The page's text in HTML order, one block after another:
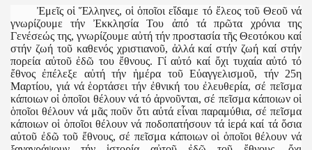
Ἐμεῖς οἱ Ἕλληνες, οἱ ὁποῖοι εἴδαμε τό ἔλεος τοῦ Θεοῦ νά
γνωρίζουμε τήν Ἐκκλησία Του ἀπό τά πρῶτα χρόνια της
Γενέσεώς της, γνωρίζουμε αὐτή τήν προστασία τῆς Θεοτόκου καί
στήν ζωή τοῦ καθενός χριστιανοῦ, ἀλλά καί στήν ζωή καί στήν
πορεία αὐτοῦ ἐδῶ του ἔθνους. Γί αὐτό καί ὄχι τυχαία αὐτό τό
ἔθνος ἐπέλεξε αὐτή τήν ἡμέρα τοῦ Εὐαγγελισμοῦ, τήν 25η
Μαρτίου, γιά νά ἑορτάσει τήν ἐθνική του ἐλευθερία, σέ πεῖσμα
κάποιων οἱ ὁποῖοι θέλουν νά τό ἀρνοῦνται, σέ πεῖσμα κάποιων οἱ
ὁποῖοι θέλουν νά μᾶς ποῦν ὅτι αὐτά εἶναι παραμύθια, σέ πεῖσμα
κάποιων οἱ ὁποῖοι θέλουν νά ποδοπατήσουν τά ἱερά καί τά ὅσια
αὐτοῦ ἐδῶ τοῦ ἔθνους, σέ πεῖσμα κάποιων οἱ ὁποῖοι θέλουν νά